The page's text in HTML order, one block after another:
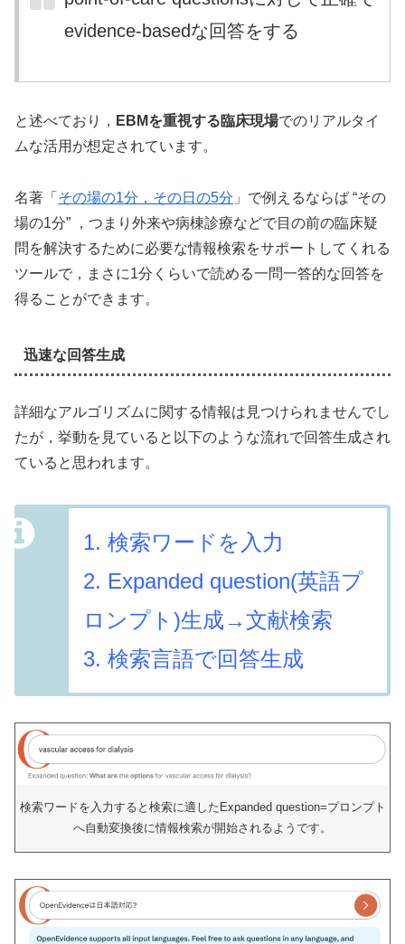
evidence-basedな回答をする
と述べており， EBMを重視する臨床現場でのリアルタイ
ムな活用が想定されています。
名著「 その場の1分，その日の5分 」で例えるならば “その
場の1分” ，つまり外来や病棟診療などで目の前の臨床疑
問を解決するために必要な情報検索をサポートしてくれる
ツールで，まさに1分くらいで読める一問一答的な回答を
得ることができます。
迅速な回答生成
詳細なアルゴリズムに関する情報は見つけられませんでし
たが，挙動を見ていると以下のような流れで回答生成され
ていると思われます。
1. 検索ワードを入力
2. Expanded question(英語プ
ロンプト)生成→文献検索
3. 検索言語で回答生成
検索ワードを入力すると検索に適したExpanded question=プロンプト
へ自動変換後に情報検索が開始されるようです。